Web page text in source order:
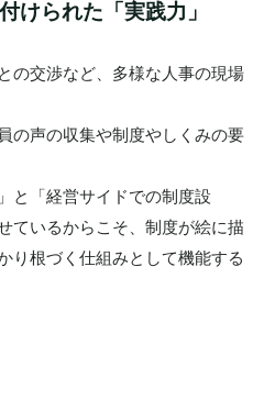
けられた「実践力」
の交渉など、多様な人事の現場
の声の収集や制度やしくみの要
と「経営サイドでの制度設
ているからこそ、制度が絵に描
り根づく仕組みとして機能する